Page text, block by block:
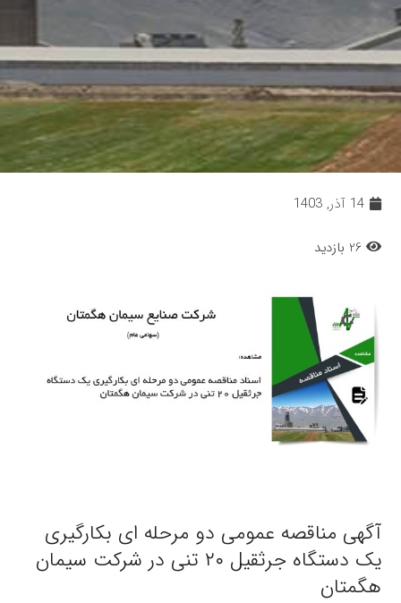
14 آذر, 1403
26 بازدید
آگهی مناقصه عمومی دو مرحله ای بکارگیری
یک دستگاه جرثقیل ۲۰ تنی در شرکت سیمان
هگمتان